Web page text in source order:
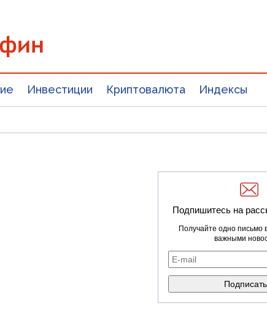
Инвестиции Криптовалюта Индексы
Подпишитесь на
Получайте одно письмо
важными